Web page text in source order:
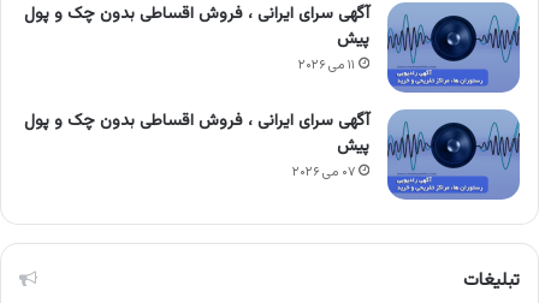
آگهی سرای ایرانی ، فروش اقساطی بدون چک و پول
پیش
۱۱ می ۲۰۲۶
آگهی سرای ایرانی ، فروش اقساطی بدون چک و پول
پیش
۰۷ می ۲۰۲۶
تبلیغات